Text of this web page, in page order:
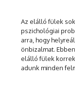
Az elálló fülek
pszichológiai
arra, hogy
önbizalmat.
elálló fülek
adunk minden